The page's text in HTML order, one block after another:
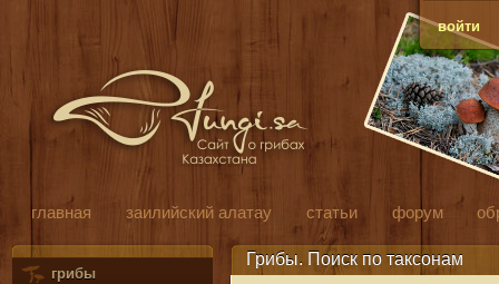
войти
главная заилийский алатау статьи форум
грибы
Грибы. Поиск по таксонам